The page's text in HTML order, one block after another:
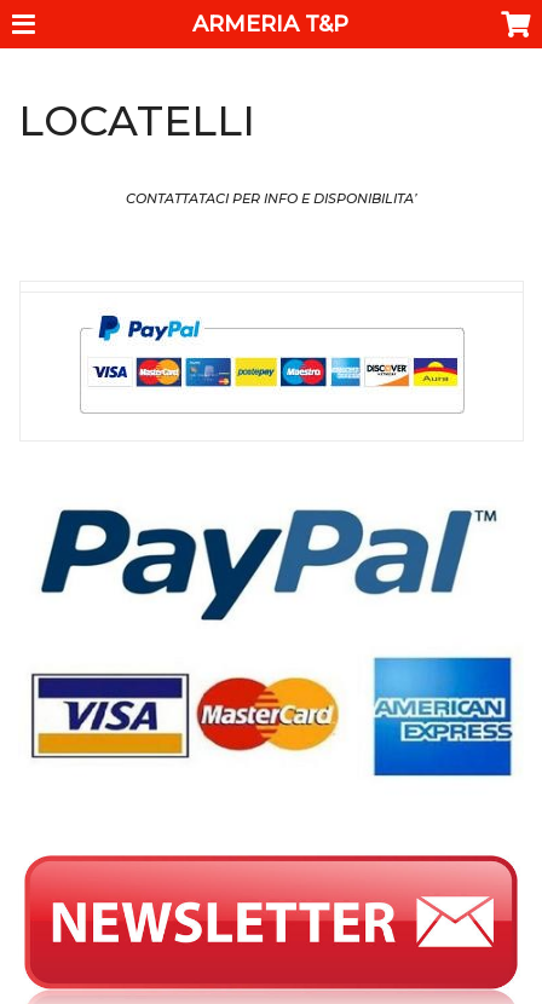
ARMERIA T&P
LOCATELLI
CONTATTATACI PER INFO E DISPONIBILITA’